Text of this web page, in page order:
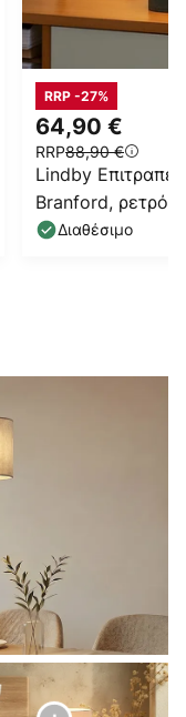
64,90 €
RRP88,90 €
RRP -27%
Lindby
Branford, ρετρό,
πράσινο
Διαθέσιμο